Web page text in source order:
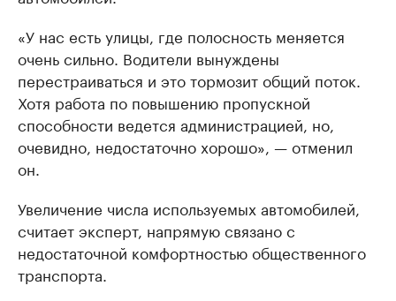
«У нас есть улицы, где полосность меняется
очень сильно. Водители вынуждены
перестраиваться и это тормозит общий поток.
Хотя работа по повышению пропускной
способности ведется администрацией, но,
очевидно, недостаточно хорошо», — отменил
он.
Увеличение числа используемых автомобилей,
считает эксперт, напрямую связано с
недостаточной комфортностью общественного
транспорта.